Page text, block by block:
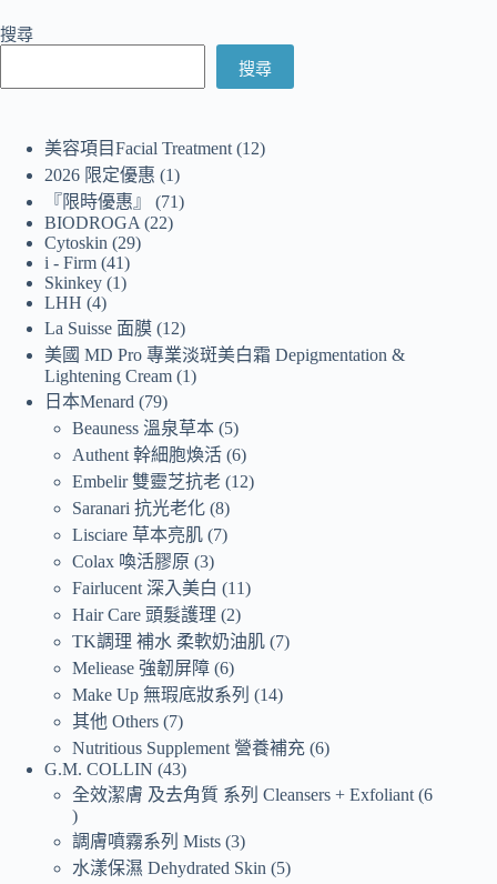
搜尋
搜尋
美容項目Facial Treatment 12
2026 限定優惠
1
『限時優惠』
71
BIODROGA
22
Cytoskin
29
i - Firm 41
Skinkey 1
LHH 4
La Suisse 面膜 12
美國 MD Pro 專業淡斑美白霜 Depigmentation &
Lightening Cream 1
日本Menard
79
Beauness 溫泉草本 5
Authent 幹細胞煥活 6
Embelir 雙靈芝抗老 12
Saranari 抗光老化 8
Lisciare 草本亮肌 7
Colax 喚活膠原 3
Fairlucent 深入美白
11
Hair Care 頭髮護理
2
TK調理 補水 柔軟奶油肌 7
Meliease 強韌屏障 6
Make Up 無瑕底妝系列
14
其他 Others 7
Nutritious Supplement 營養補充 6
G.M. COLLIN 43
全效潔膚 及去角質 系列 Cleansers + Exfoliant 6
調膚噴霧系列 Mists 3
水漾保濕 Dehydrated Skin
5